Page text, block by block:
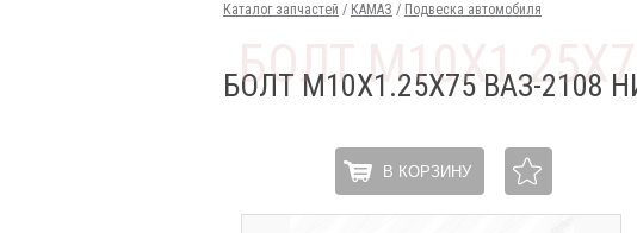
Каталог запчастей / КАМАЗ / Подвеска автомобиля
БОЛТ М10Х1.25Х75 ВАЗ-2108
В КОРЗИНУ